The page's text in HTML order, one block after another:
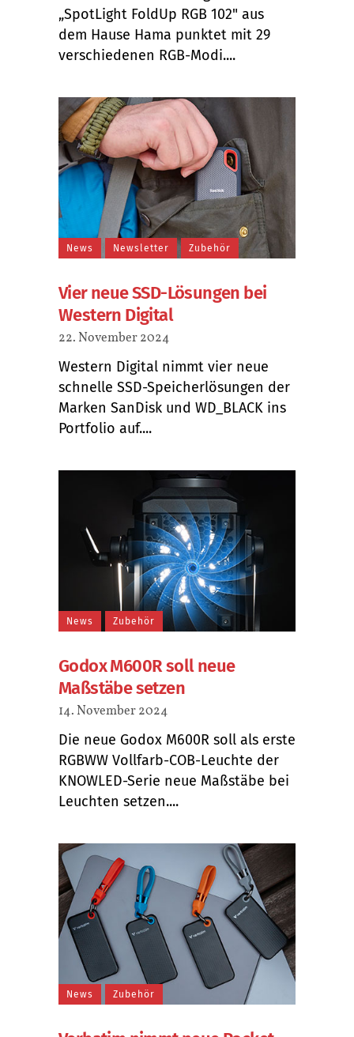
„SpotLight FoldUp RGB 102" aus
dem Hause Hama punktet mit 29
verschiedenen RGB-Modi....
News Newsletter Zubehör
Vier neue SSD-Lösungen bei
Western Digital
22. November 2024
Western Digital nimmt vier neue
schnelle SSD-Speicherlösungen der
Marken SanDisk und WD_BLACK ins
Portfolio auf....
News Zubehör
Godox M600R soll neue
Maßstäbe setzen
14. November 2024
Die neue Godox M600R soll als erste
RGBWW Vollfarb-COB-Leuchte der
KNOWLED-Serie neue Maßstäbe bei
Leuchten setzen....
News Zubehör